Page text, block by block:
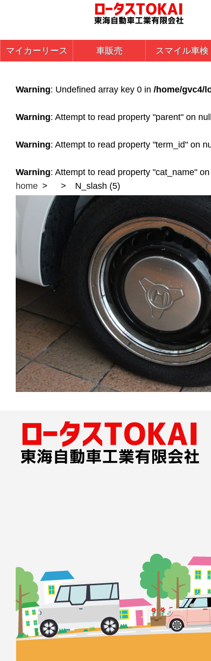
マイカーリース 車販売 スマイル車検
Warning: Undefined array key 0 in /home/gvc4/
Warning: Attempt to read property "parent" on
Warning: Attempt to read property "term_id" on
Warning: Attempt to read property "cat_name"
home
N_slash (5)